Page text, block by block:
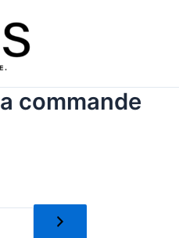
commande